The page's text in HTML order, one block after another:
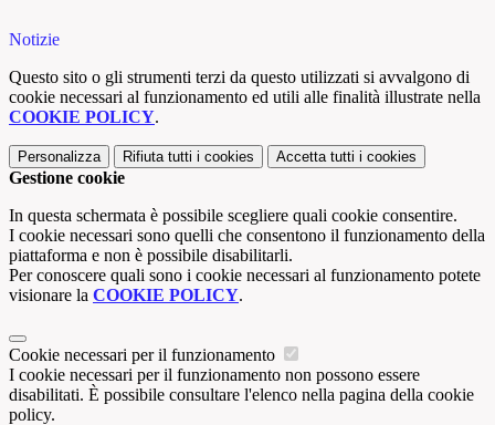
Notizie
Questo sito o gli strumenti terzi da questo utilizzati si avvalgono di
cookie necessari al funzionamento ed utili alle finalità illustrate nella
COOKIE POLICY.
Personalizza Rifiuta tutti i cookies Accetta tutti i cookies
Gestione cookie
In questa schermata è possibile scegliere quali cookie consentire.
I cookie necessari sono quelli che consentono il funzionamento della
piattaforma e non è possibile disabilitarli.
Per conoscere quali sono i cookie necessari al funzionamento potete
visionare la COOKIE POLICY.
Cookie necessari per il funzionamento
I cookie necessari per il funzionamento non possono essere
disabilitati. È possibile consultare l'elenco nella pagina della cookie
policy.